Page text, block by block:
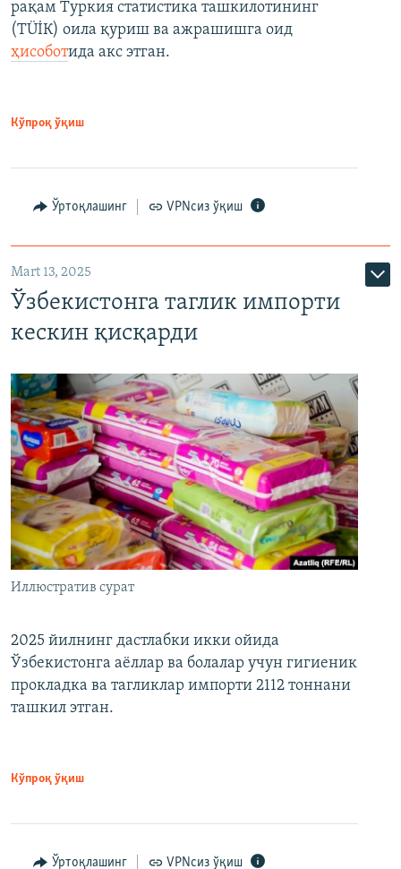
рақам Туркия статистика ташкилотининг
(ТÜİК) оила қуриш ва ажрашишга оид
ҳисоботида акс этган.
Кўпроқ ўқиш
Ўртоқлашинг VPNсиз ўқиш
Mart 13, 2025
Ўзбекистонга таглик импорти
кескин қисқарди
Иллюстратив сурат
2025 йилнинг дастлабки икки ойида
Ўзбекистонга аёллар ва болалар учун гигиеник
прокладка ва тагликлар импорти 2112 тоннани
ташкил этган.
Кўпроқ ўқиш
Ўртоқлашинг VPNсиз ўқиш